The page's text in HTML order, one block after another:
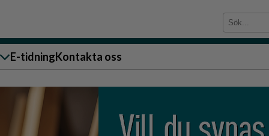
till oss
E-tidningKontakta oss